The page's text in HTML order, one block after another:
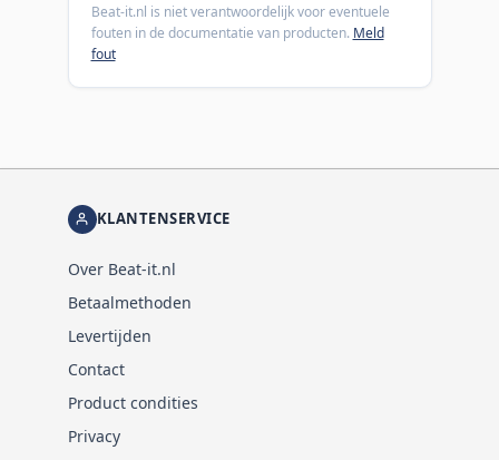
Beat-it.nl is niet verantwoordelijk voor eventuele
fouten in de documentatie van producten. Meld
fout
KLANTENSERVICE
Over Beat-it.nl
Betaalmethoden
Levertijden
Contact
Product condities
Privacy